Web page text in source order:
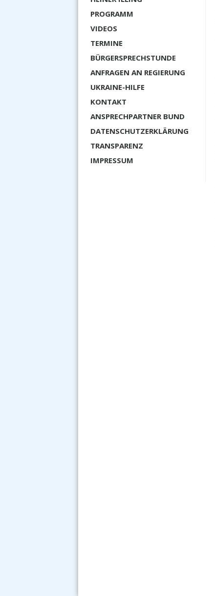
PROGRAMM
VIDEOS
TERMINE
BÜRGERSPRECHSTUNDE
ANFRAGEN AN REGIERUNG
UKRAINE-HILFE
KONTAKT
ANSPRECHPARTNER BUND
DATENSCHUTZERKLÄRUNG
TRANSPARENZ
IMPRESSUM